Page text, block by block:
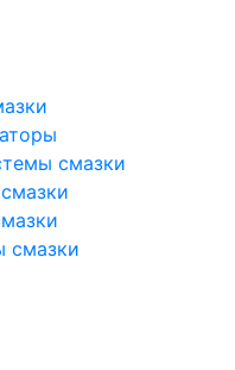
смазки
смазки